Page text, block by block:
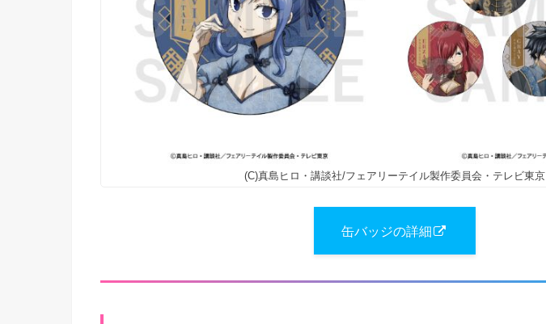
(C)真島ヒロ・講談社/フェアリーテイル製作委員会・テレビ東京
缶バッジの詳細